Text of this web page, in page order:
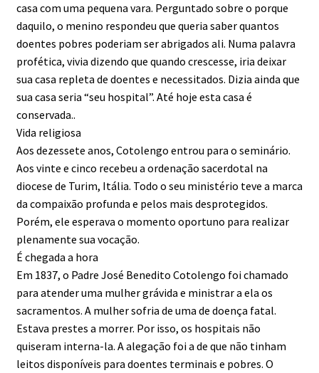
casa com uma pequena vara. Perguntado sobre o porque
daquilo, o menino respondeu que queria saber quantos
doentes pobres poderiam ser abrigados ali. Numa palavra
profética, vivia dizendo que quando crescesse, iria deixar
sua casa repleta de doentes e necessitados. Dizia ainda que
sua casa seria “seu hospital”. Até hoje esta casa é
conservada..
Vida religiosa
Aos dezessete anos, Cotolengo entrou para o seminário.
Aos vinte e cinco recebeu a ordenação sacerdotal na
diocese de Turim, Itália. Todo o seu ministério teve a marca
da compaixão profunda e pelos mais desprotegidos.
Porém, ele esperava o momento oportuno para realizar
plenamente sua vocação.
É chegada a hora
Em 1837, o Padre José Benedito Cotolengo foi chamado
para atender uma mulher grávida e ministrar a ela os
sacramentos. A mulher sofria de uma de doença fatal.
Estava prestes a morrer. Por isso, os hospitais não
quiseram interna-la. A alegação foi a de que não tinham
leitos disponíveis para doentes terminais e pobres. O